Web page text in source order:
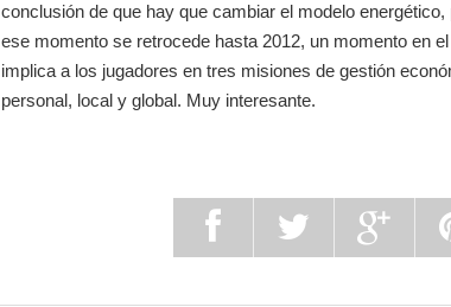
conclusión de que hay que cambiar el modelo
ese momento se retrocede hasta 2012, un momento en
implica a los jugadores en tres misiones de gestión
personal, local y global. Muy interesante.